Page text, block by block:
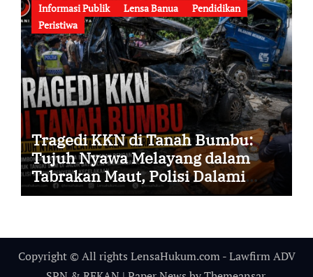
Informasi Publik Lensa Banua
Pendidikan
Peristiwa
Tragedi KKN di Tanah Bumbu:
Tujuh Nyawa Melayang dalam
Tabrakan Maut, Polisi Dalami
Seluruh Faktor Penyebab
Copyright © All rights LensaHukum.com - Lawfirm ADV